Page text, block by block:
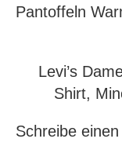
Pantoffeln
Levi’s
Shirt,
Schreibe